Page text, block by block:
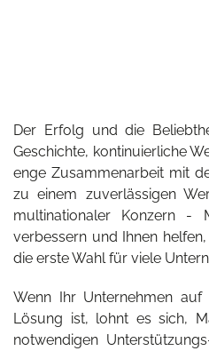
Der Erfolg und die
Geschichte, kontinuierliche
enge Zusammenarbeit mit
zu einem zuverlässigen
multinationaler Konzern -
verbessern und Ihnen
die erste Wahl für viele
Wenn Ihr Unternehmen
Lösung ist, lohnt es sich,
notwendigen